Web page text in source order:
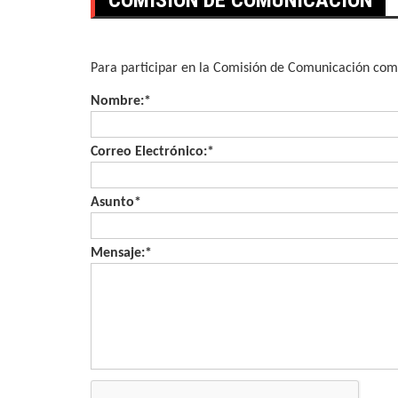
Para participar en la Comisión de Comunicación
Nombre:*
Correo Electrónico:*
Asunto*
Mensaje:*